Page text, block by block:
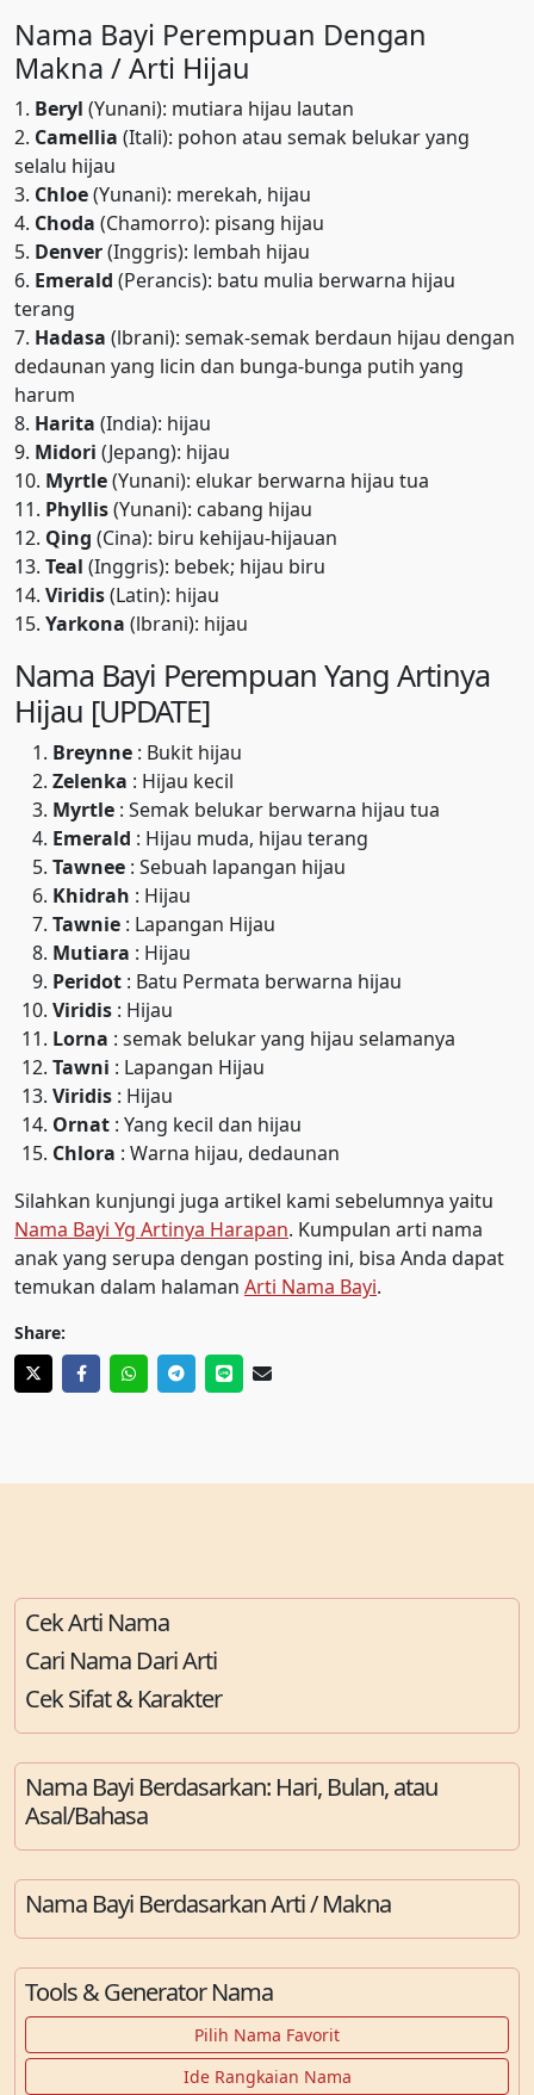
Nama Bayi Perempuan Dengan
Makna / Arti Hijau
1. Beryl (Yunani): mutiara hijau lautan
2. Camellia (Itali): pohon atau semak belukar yang
selalu hijau
3. Chloe(Yunani): merekah, hijau
4. Choda (Chamorro): pisang hijau
5. Denver(Inggris): lembah hijau
6. Emerald (Perancis): batu mulia berwarna hijau
terang
7. Hadasa (lbrani): semak-semak berdaun hijau dengan
dedaunan yang licin dan bunga-bunga putih yang
harum
8. Harita (India): hijau
9. Midori (Jepang): hijau
10. Myrtle(Yunani): elukar berwarna hijau tua
11. Phyllis(Yunani): cabang hijau
12. Qing (Cina): biru kehijau-hijauan
13. Teal (Inggris): bebek; hijau biru
14. Viridis(Latin): hijau
15. Yarkona (lbrani): hijau
Nama Bayi Perempuan Yang Artinya
Hijau [UPDATE]
Breynne : Bukit hijau
Zelenka : Hijau kecil
Myrtle : Semak belukar berwarna hijau tua
Emerald : Hijau muda, hijau terang
Tawnee : Sebuah lapangan hijau
Khidrah : Hijau
Tawnie : Lapangan Hijau
Mutiara : Hijau
Peridot : Batu Permata berwarna hijau
Viridis : Hijau
Lorna : semak belukar yang hijau selamanya
Tawni : Lapangan Hijau
Viridis : Hijau
Ornat : Yang kecil dan hijau
Chlora : Warna hijau, dedaunan
Silahkan kunjungi juga artikel kami sebelumnya yaitu
Nama Bayi Yg Artinya Harapan. Kumpulan arti nama
anak yang serupa dengan posting ini, bisa Anda dapat
temukan dalam halaman Arti Nama Bayi.
Share:
Cek Arti Nama
Cari Nama Dari Arti
Cek Sifat & Karakter
Nama Bayi Berdasarkan: Hari, Bulan, atau
Asal/Bahasa
Nama Bayi Berdasarkan Arti / Makna
Tools & Generator Nama
Pilih Nama Favorit
Ide Rangkaian Nama